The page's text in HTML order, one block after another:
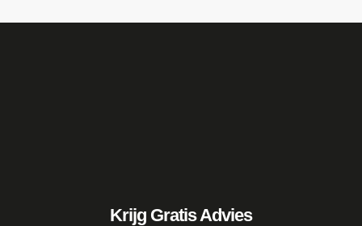
Krijg Gratis Advies